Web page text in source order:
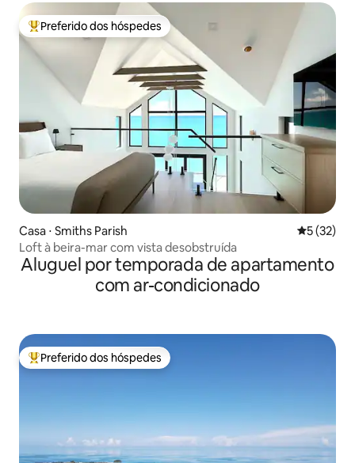
Entre os melhores preferidos dos hóspedes
Preferido dos hóspedes
Casa ⋅ Smiths Parish 5 de uma
5 (32)
Loft à beira-mar com vista desobstruída
Aluguel por temporada de apartamento
com ar-condicionado
Entre os melhores preferidos dos hóspedes
Preferido dos hóspedes